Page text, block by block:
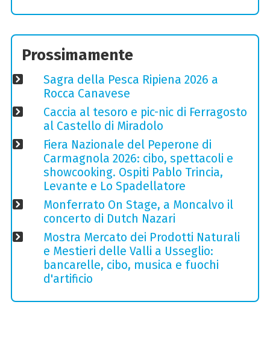
Prossimamente
Sagra della Pesca Ripiena 2026 a
Rocca Canavese
Caccia al tesoro e pic-nic di Ferragosto
al Castello di Miradolo
Fiera Nazionale del Peperone di
Carmagnola 2026: cibo, spettacoli e
showcooking. Ospiti Pablo Trincia,
Levante e Lo Spadellatore
Monferrato On Stage, a Moncalvo il
concerto di Dutch Nazari
Mostra Mercato dei Prodotti Naturali
e Mestieri delle Valli a Usseglio:
bancarelle, cibo, musica e fuochi
d'artificio